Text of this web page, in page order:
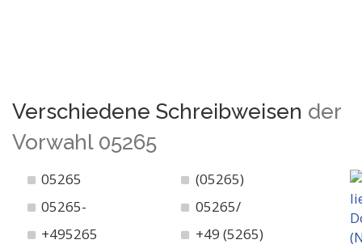
Verschiedene Schreibweisen der
Vorwahl 05265
05265
(05265)
05265-
05265/
+495265
+49 (5265)